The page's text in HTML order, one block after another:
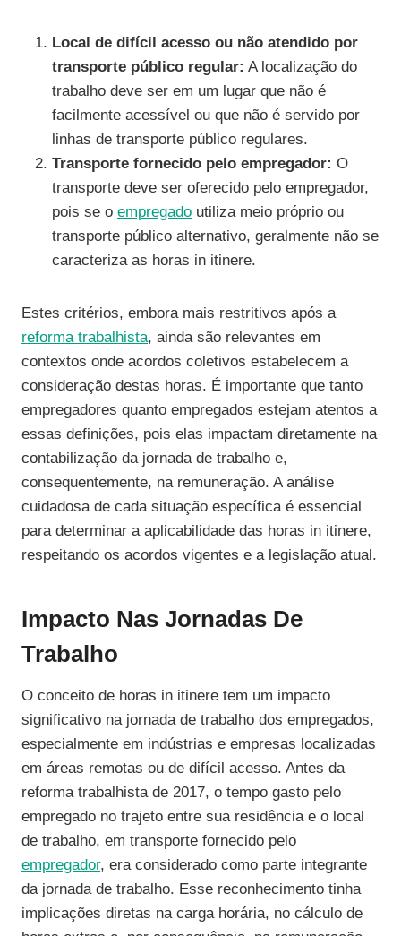
Local de difícil acesso ou não atendido por
transporte público regular: A localização do
trabalho deve ser em um lugar que não é
facilmente acessível ou que não é servido por
linhas de transporte público regulares.
Transporte fornecido pelo empregador: O
transporte deve ser oferecido pelo empregador,
pois se o empregado utiliza meio próprio ou
transporte público alternativo, geralmente não se
caracteriza as horas in itinere.
Estes critérios, embora mais restritivos após a
reforma trabalhista, ainda são relevantes em
contextos onde acordos coletivos estabelecem a
consideração destas horas. É importante que tanto
empregadores quanto empregados estejam atentos a
essas definições, pois elas impactam diretamente na
contabilização da jornada de trabalho e,
consequentemente, na remuneração. A análise
cuidadosa de cada situação específica é essencial
para determinar a aplicabilidade das horas in itinere,
respeitando os acordos vigentes e a legislação atual.
Impacto Nas Jornadas De
Trabalho
O conceito de horas in itinere tem um impacto
significativo na jornada de trabalho dos empregados,
especialmente em indústrias e empresas localizadas
em áreas remotas ou de difícil acesso. Antes da
reforma trabalhista de 2017, o tempo gasto pelo
empregado no trajeto entre sua residência e o local
de trabalho, em transporte fornecido pelo
empregador, era considerado como parte integrante
da jornada de trabalho. Esse reconhecimento tinha
implicações diretas na carga horária, no cálculo de